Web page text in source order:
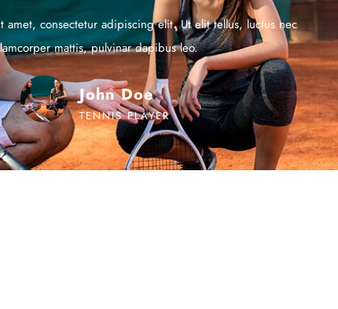
amet, consectetur adipiscing elit. Ut elit tellus, luctus nec
mattis, pulvinar dapibus leo.
John Doe
TENNIS PLAYER